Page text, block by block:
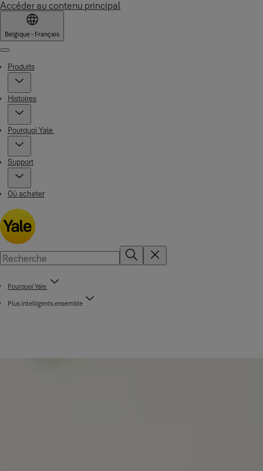
Accéder au contenu principal
Belgique - Français
Menu
Produits
Histoires
Pourquoi Yale
Support
Où acheter
Pourquoi Yale
Plus intelligents ensemble